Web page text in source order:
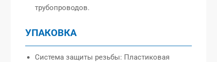
трубопроводов.
УПАКОВКА
Система защиты резьбы: Пластиковая